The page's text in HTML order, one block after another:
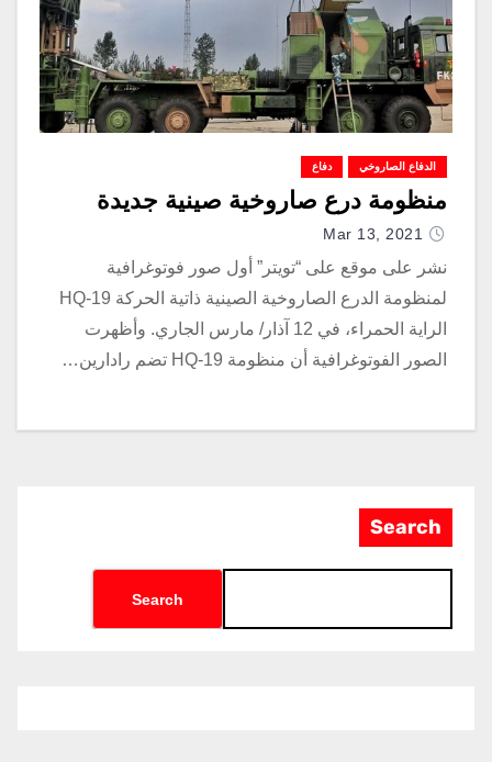
الدفاع الصاروخي دفاع
منظومة درع صاروخية صينية جديدة
Mar 13, 2021
نشر على موقع على “تويتر” أول صور فوتوغرافية
لمنظومة الدرع الصاروخية الصينية ذاتية الحركة HQ-19
الراية الحمراء، في 12 آذار/ مارس الجاري. وأظهرت
الصور الفوتوغرافية أن منظومة HQ-19 تضم رادارين…
Search
Search